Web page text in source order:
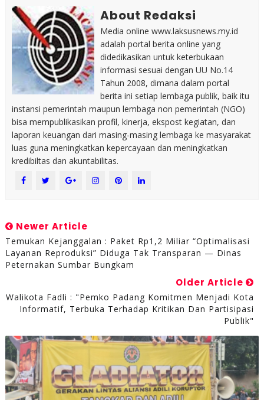
About Redaksi
Media online www.laksusnews.my.id
adalah portal berita online yang
didedikasikan untuk keterbukaan
informasi sesuai dengan UU No.14
Tahun 2008, dimana dalam portal
berita ini setiap lembaga publik, baik itu
instansi pemerintah maupun lembaga non pemerintah (NGO)
bisa mempublikasikan profil, kinerja, ekspost kegiatan, dan
laporan keuangan dari masing-masing lembaga ke masyarakat
luas guna meningkatkan kepercayaan dan meningkatkan
kredibiltas dan akuntabilitas.
Newer Article
Temukan Kejanggalan : Paket Rp1,2 Miliar “Optimalisasi
Layanan Reproduksi” Diduga Tak Transparan — Dinas
Peternakan Sumbar Bungkam
Older Article
Walikota Fadli : "Pemko Padang Komitmen Menjadi Kota
Informatif, Terbuka Terhadap Kritikan Dan Partisipasi
Publik"